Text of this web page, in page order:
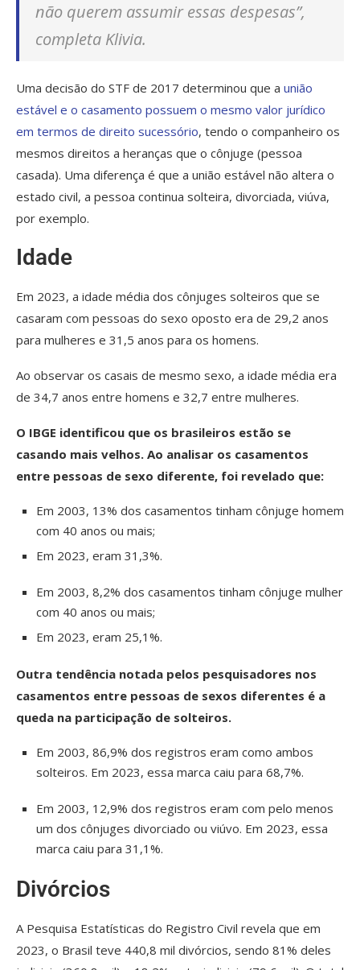
não querem assumir essas despesas”,
completa Klivia.
Uma decisão do STF de 2017 determinou que a união
estável e o casamento possuem o mesmo valor jurídico
em termos de direito sucessório, tendo o companheiro os
mesmos direitos a heranças que o cônjuge (pessoa
casada). Uma diferença é que a união estável não altera o
estado civil, a pessoa continua solteira, divorciada, viúva,
por exemplo.
Idade
Em 2023, a idade média dos cônjuges solteiros que se
casaram com pessoas do sexo oposto era de 29,2 anos
para mulheres e 31,5 anos para os homens.
Ao observar os casais de mesmo sexo, a idade média era
de 34,7 anos entre homens e 32,7 entre mulheres.
O IBGE identificou que os brasileiros estão se
casando mais velhos. Ao analisar os casamentos
entre pessoas de sexo diferente, foi revelado que:
Em 2003, 13% dos casamentos tinham cônjuge homem
com 40 anos ou mais;
Em 2023, eram 31,3%.
Em 2003, 8,2% dos casamentos tinham cônjuge mulher
com 40 anos ou mais;
Em 2023, eram 25,1%.
Outra tendência notada pelos pesquisadores nos
casamentos entre pessoas de sexos diferentes é a
queda na participação de solteiros.
Em 2003, 86,9% dos registros eram como ambos
solteiros. Em 2023, essa marca caiu para 68,7%.
Em 2003, 12,9% dos registros eram com pelo menos
um dos cônjuges divorciado ou viúvo. Em 2023, essa
marca caiu para 31,1%.
Divórcios
A Pesquisa Estatísticas do Registro Civil revela que em
2023, o Brasil teve 440,8 mil divórcios, sendo 81% deles